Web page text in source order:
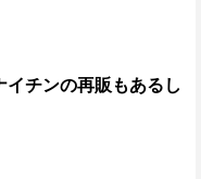
チンの再販もあるし